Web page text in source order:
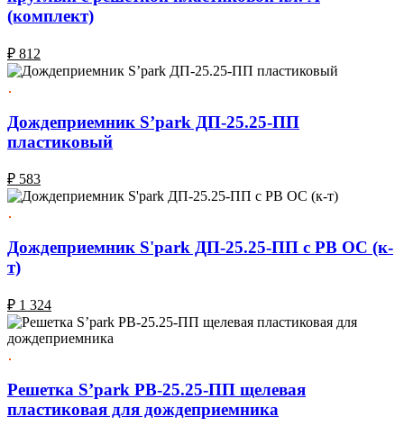
(комплект)
₽ 812
Дождеприемник S’park ДП-25.25-ПП
пластиковый
₽ 583
Дождеприемник S'park ДП-25.25-ПП с РВ ОС (к-
т)
₽ 1 324
Решетка S’park РВ-25.25-ПП щелевая
пластиковая для дождеприемника